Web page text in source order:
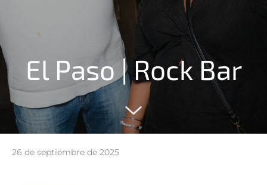
El Paso | Rock Bar
26 de septiembre de 2025